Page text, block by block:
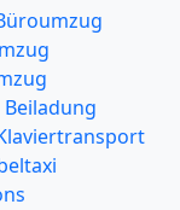
Beiladung